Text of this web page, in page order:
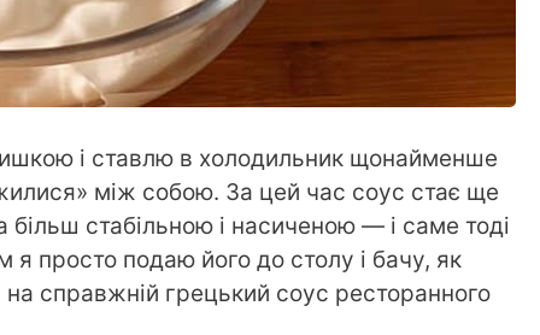
і ставлю в холодильник щонайменше
між собою. За цей час соус стає ще
стабільною і насиченою — і саме тоді
я просто подаю його до столу і бачу, як
справжній грецький соус ресторанного